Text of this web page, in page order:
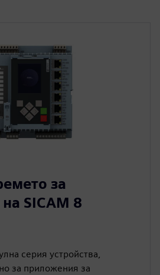
за
SICAM 8
серия устройства,
за приложения за